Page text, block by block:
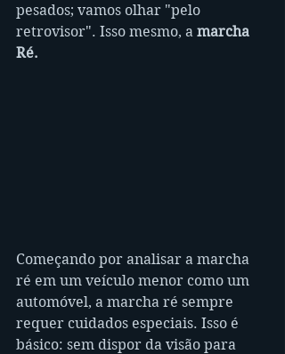
pesados; vamos olhar "pelo
retrovisor". Isso mesmo, a marcha
Ré.
Começando por analisar a marcha
ré em um veículo menor como um
automóvel, a marcha ré sempre
requer cuidados especiais. Isso é
básico: sem dispor da visão para